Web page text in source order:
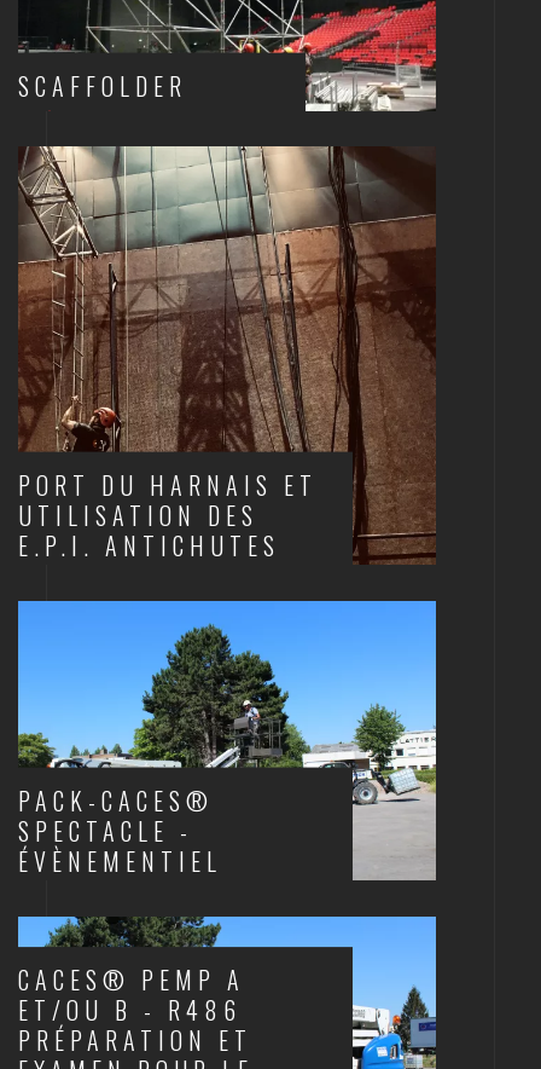
SCAFFOLDER
SCÈNES ET STRUCTURES
PORT DU HARNAIS ET
UTILISATION DES
E.P.I. ANTICHUTES
PACK-CACES®
SPECTACLE -
ÉVÈNEMENTIEL
CACES® PEMP A
ET/OU B - R486
PRÉPARATION ET